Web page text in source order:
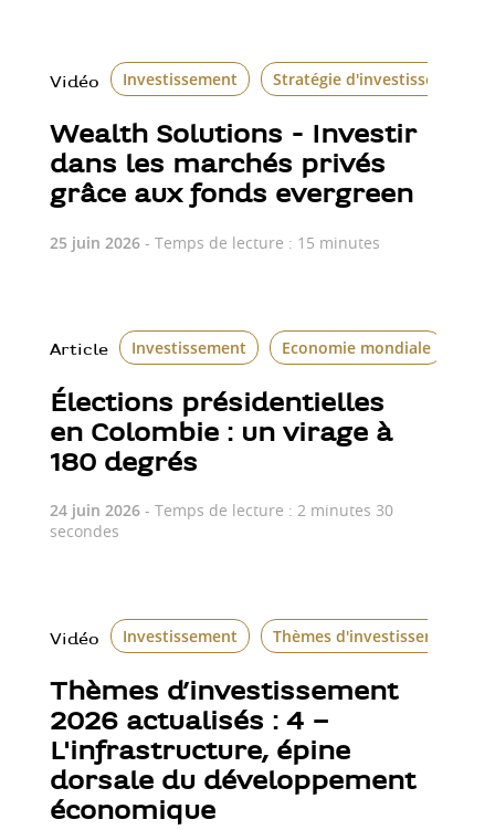
Vidéo Investissement Stratégie d'investissement
Wealth Solutions - Investir
dans les marchés privés
grâce aux fonds evergreen
25 juin 2026- Temps de lecture : 15 minutes
Article Investissement Economie mondiale
Élections présidentielles
en Colombie : un virage à
180 degrés
24 juin 2026- Temps de lecture : 2 minutes 30
secondes
Vidéo Investissement Thèmes d'investissement
Thèmes d’investissement
2026 actualisés : 4 –
L'infrastructure, épine
dorsale du développement
économique